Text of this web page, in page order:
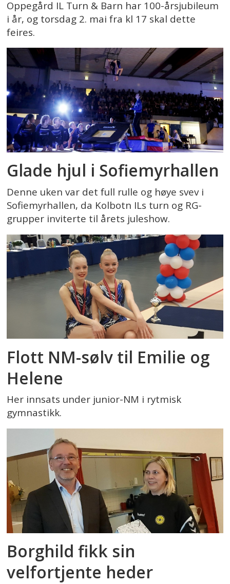
Oppegård IL Turn & Barn har 100-årsjubileum
i år, og torsdag 2. mai fra kl 17 skal dette
feires.
Glade hjul i Sofiemyrhallen
Denne uken var det full rulle og høye svev i
Sofiemyrhallen, da Kolbotn ILs turn og RG-
grupper inviterte til årets juleshow.
Flott NM-sølv til Emilie og
Helene
Her innsats under junior-NM i rytmisk
gymnastikk.
Borghild fikk sin
velfortjente heder